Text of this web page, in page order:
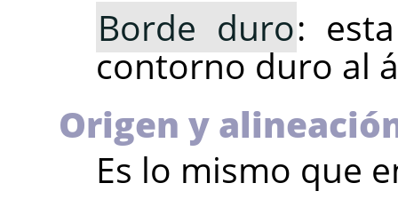
Borde duro:
contorno duro al
Origen y
Es lo mismo que